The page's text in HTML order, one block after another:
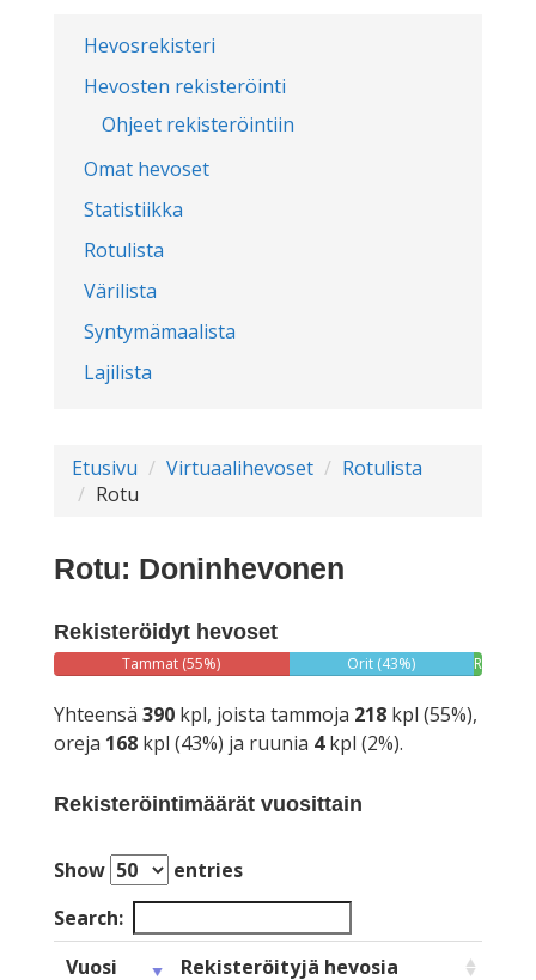
Hevosrekisteri
Hevosten rekisteröinti
Ohjeet rekisteröintiin
Omat hevoset
Statistiikka
Rotulista
Värilista
Syntymämaalista
Lajilista
Etusivu Virtuaalihevoset
Rotulista
Rotu
Rotu: Doninhevonen
Rekisteröidyt hevoset
Tammat (55%) Orit (43%)
Ruunat
Yhteensä 390 kpl, joista tammoja 218 kpl (55%),
oreja 168 kpl (43%) ja ruunia 4kpl (2%).
Rekisteröintimäärät vuosittain
Show
entries
Search:
Vuosi
Rekisteröityjä hevosia